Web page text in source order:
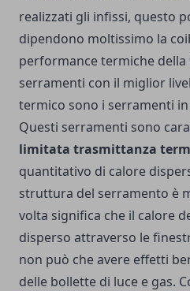
realizzati gli infissi, questo
dipendono moltissimo la
performance termiche
serramenti con il miglior
termico sono i serramenti in
Questi serramenti sono
limitata trasmittanza
quantitativo di calore
struttura del serramento è
volta significa che il calore
disperso attraverso le
non può che avere effetti
delle bollette di luce e gas.